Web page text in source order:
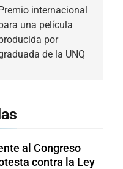
internacional
una película
por
de la UNQ
al Congreso
contra la Ley